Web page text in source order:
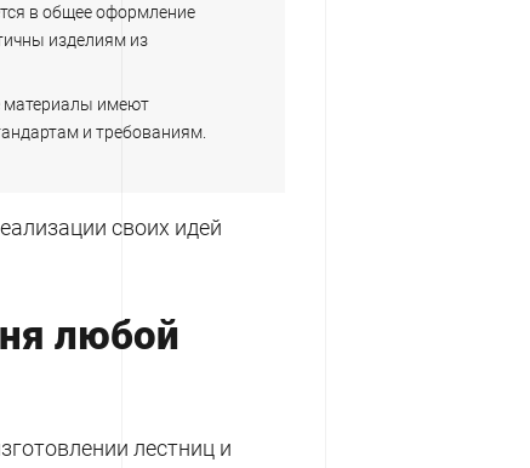
в общее оформление
изделиям из
материалы имеют
и требованиям.
своих идей
любой
лестниц и